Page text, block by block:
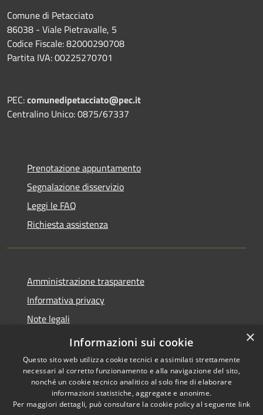
Comune di Petacciato
86038 - Viale Pietravalle, 5
Codice Fiscale: 82000290708
Partita IVA: 00225270701
PEC:comunedipetacciato@pec.it
Centralino Unico: 0875/67337
Prenotazione appuntamento
Segnalazione disservizio
Leggi le FAQ
Richiesta assistenza
Amministrazione trasparente
Informativa privacy
Note legali
Dichiarazione di accessibilità
Accessibilità
Copyright © 2026 • Comune di
Petacciato • Powered by
×
Informazioni sui cookie
Questo sito web utilizza cookie tecnici e assimilati strettamente
necessari al corretto funzionamento e alla navigazione del sito,
nonché un cookie tecnico analitico al solo fine di elaborare
informazioni statistiche, aggregate e anonime.
Per maggiori dettagli, può consultare la cookie policy al seguente link